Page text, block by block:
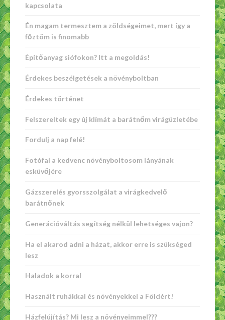
kapcsolata
Én magam termesztem a zöldségeimet, mert így a
főztöm is finomabb
Építőanyag siófokon? Itt a megoldás!
Érdekes beszélgetések a növényboltban
Érdekes történet
Felszereltek egy új klímát a barátnőm virágüzletébe
Fordulj a nap felé!
Fotófal a kedvenc növényboltosom lányának
esküvőjére
Gázszerelés gyorsszolgálat a virágkedvelő
barátnőnek
Generációváltás segítség nélkül lehetséges vajon?
Ha el akarod adni a házat, akkor erre is szükséged
lesz
Haladok a korral
Használt ruhákkal és növényekkel a Földért!
Házfelújítás? Mi lesz a növényeimmel???